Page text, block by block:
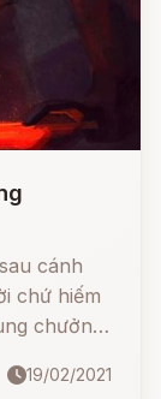
cánh
chứ hiếm
chưởng”
19/02/2021